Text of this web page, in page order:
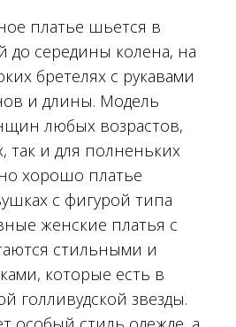
платье шьется в
до середины колена, на
бретелях с рукавами
и длины. Модель
любых возрастов,
так и для полненьких
хорошо платье
с фигурой типа
женские платья с
стильными и
которые есть в
голливудской звезды.